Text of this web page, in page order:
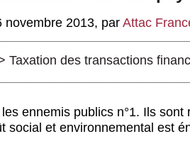
novembre 2013, par Attac
Taxation des transactions
ennemis publics n°1. Ils
social et environnemental est